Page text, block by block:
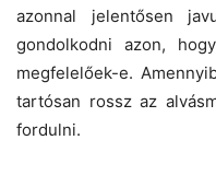
azonnal jelentősen
gondolkodni azon,
megfelelőek-e.
tartósan rossz az
fordulni.